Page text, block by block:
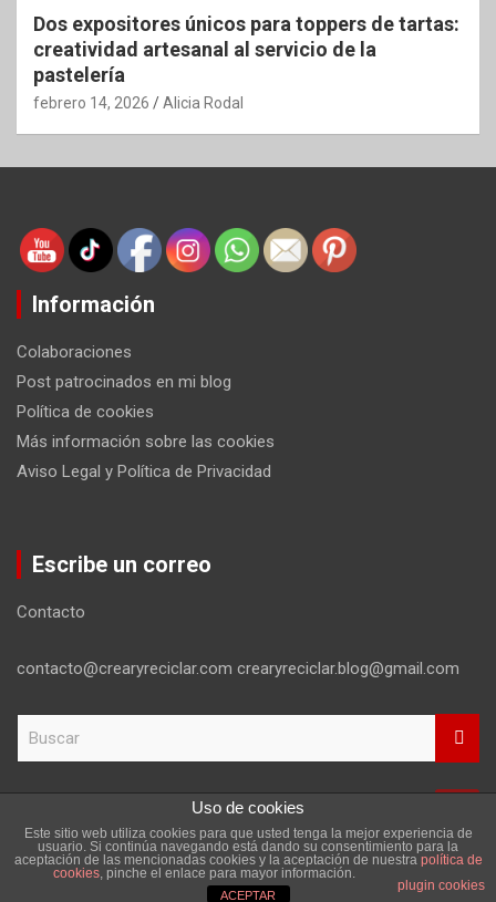
Dos expositores únicos para toppers de tartas:
creatividad artesanal al servicio de la
pastelería
febrero 14, 2026 Alicia Rodal
Información
Colaboraciones
Post patrocinados en mi blog
Política de cookies
Más información sobre las cookies
Aviso Legal y Política de Privacidad
Escribe un correo
Contacto
contacto@crearyreciclar.com crearyreciclar.blog@gmail.com
c
Copyright ©2026
Aviso Legal y Política de Privacidad
Tema por:Theme Horse Funciona gracias a:
Uso de cookies
Este sitio web utiliza cookies para que usted tenga la mejor experiencia de
usuario. Si continúa navegando está dando su consentimiento para la
aceptación de las mencionadas cookies y la aceptación de nuestra política de
cookies, pinche el enlace para mayor información.
plugin cookies
ACEPTAR